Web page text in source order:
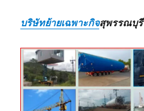
บริษัทย้ายเฉพาะกิจสุพรรณบุรี